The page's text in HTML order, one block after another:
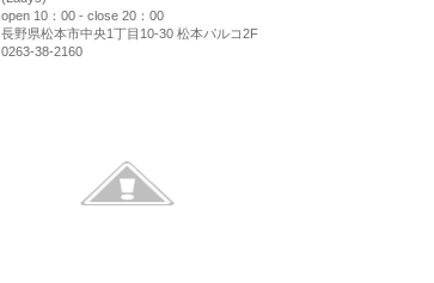
open 10：00 - close 20：00
長野県松本市中央1丁目10-30 松本パルコ2F
0263-38-2160